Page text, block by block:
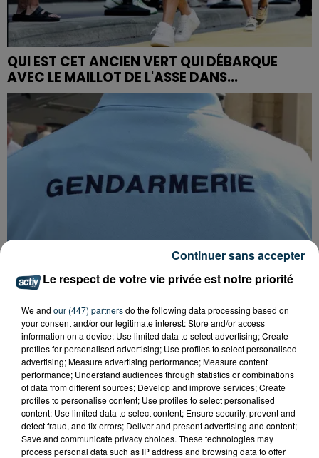
QUI EST CET ANCIEN VERT QUI DÉBARQUE
AVEC LE MAILLOT DE L'ASSE DANS...
FOREZTIVAL : DROGUÉ ET TENANT DES
PROPOS DÉPLACÉS, UN FESTIVALIER A...
Le respect de votre vie privée est notre priorité
We and our (447) partnersdo the following data processing based on
your consent and/or our legitimate interest: Store and/or access
information on a device; Use limited data to select advertising; Create
profiles for personalised advertising; Use profiles to select personalised
advertising; Measure advertising performance; Measure content
performance; Understand audiences through statistics or combinations
of data from different sources; Develop and improve services; Create
profiles to personalise content; Use profiles to select personalised
content; Use limited data to select content; Ensure security, prevent and
detect fraud, and fix errors; Deliver and present advertising and content;
Save and communicate privacy choices. These technologies may
process personal data such as IP address and browsing data to offer
Continuer sans accepter